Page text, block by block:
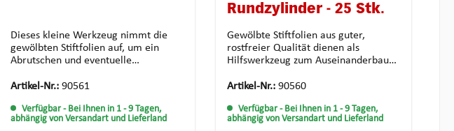
Dieses kleine Werkzeug nimmt die
gewölbten Stiftfolien auf, um ein
Abrutschen und eventuelle
Aufnahme einer Stiftfolie wird das
feste Oberfläche geklopft, das
Plättchen wird auf die gewünschte
Artikel-Nr.: 90561
Verfügbar - Bei Ihnen in 1 - 9 Tagen,
abhängig von Versandart und Lieferland
Rundzylinder - 25 Stk.
Gewölbte Stiftfolien aus guter,
rostfreier Qualität dienen als
Hilfswerkzeug zum Auseinanderbauen
einer Seite des Zylinders ein
eingeführt wurde, wird von der
anderen Seite die Stiftfolie zwischen
Artikel-Nr.: 90560
Verfügbar - Bei Ihnen in 1 - 9 Tagen,
abhängig von Versandart und Lieferland